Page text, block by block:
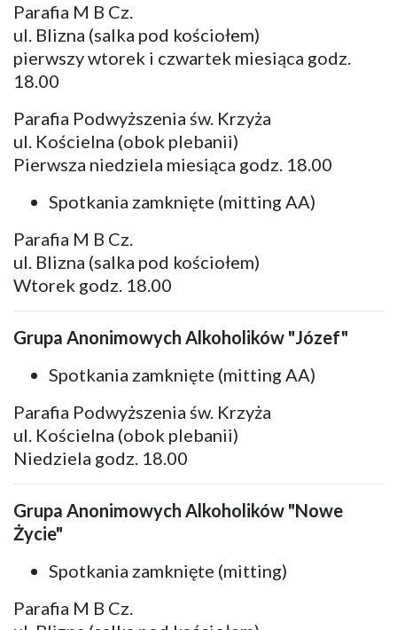
Parafia M B Cz.
ul. Blizna (salka pod kościołem)
pierwszy wtorek i czwartek miesiąca godz.
18.00
Parafia Podwyższenia św. Krzyża
ul. Kościelna (obok plebanii)
Pierwsza niedziela miesiąca godz. 18.00
Spotkania zamknięte (mitting AA)
Parafia M B Cz.
ul. Blizna (salka pod kościołem)
Wtorek godz. 18.00
Grupa Anonimowych Alkoholików "Józef"
Spotkania zamknięte (mitting AA)
Parafia Podwyższenia św. Krzyża
ul. Kościelna (obok plebanii)
Niedziela godz. 18.00
Grupa Anonimowych Alkoholików "Nowe
Życie"
Spotkania zamknięte (mitting)
Parafia M B Cz.